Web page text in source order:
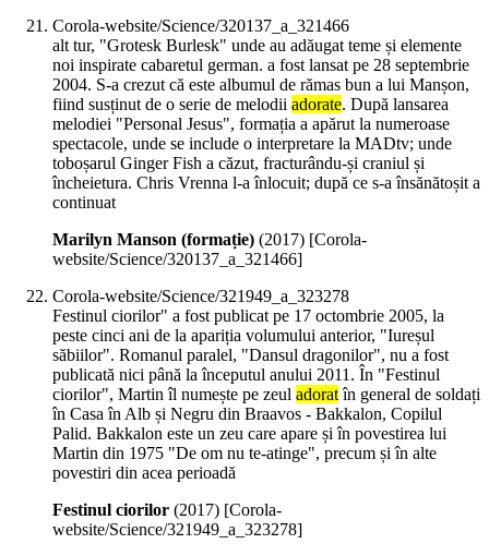
Corola-website/Science/320137_a_321466
alt tur, "Grotesk Burlesk" unde au adăugat teme și elemente
noi inspirate cabaretul german. a fost lansat pe 28 septembrie
2004. S-a crezut că este albumul de rămas bun a lui Manșon,
fiind susținut de o serie de melodii adorate. După lansarea
melodiei "Personal Jesus", formația a apărut la numeroase
spectacole, unde se include o interpretare la MADtv; unde
toboșarul Ginger Fish a căzut, fracturându-și craniul și
încheietura. Chris Vrenna l-a înlocuit; după ce s-a însănătoșit a
continuat
Marilyn Manson (formație) (2017) [Corola-
website/Science/320137_a_321466]
Corola-website/Science/321949_a_323278
Festinul ciorilor" a fost publicat pe 17 octombrie 2005, la
peste cinci ani de la apariția volumului anterior, "Iureșul
săbiilor". Romanul paralel, "Dansul dragonilor", nu a fost
publicată nici până la începutul anului 2011. În "Festinul
ciorilor", Martin îl numește pe zeul adoratîn general de soldați
în Casa în Alb și Negru din Braavos - Bakkalon, Copilul
Palid. Bakkalon este un zeu care apare și în povestirea lui
Martin din 1975 "De om nu te-atinge", precum și în alte
povestiri din acea perioadă
Festinul ciorilor (2017) [Corola-
website/Science/321949_a_323278]